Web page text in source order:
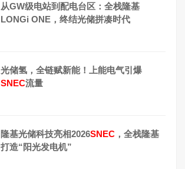
从GW级电站到配电台区：全栈隆基
LONGi ONE，终结光储拼凑时代
光储氢，全链赋新能！上能电气引爆
SNEC流量
隆基光储科技亮相2026SNEC ，全栈隆基
打造“阳光发电机”